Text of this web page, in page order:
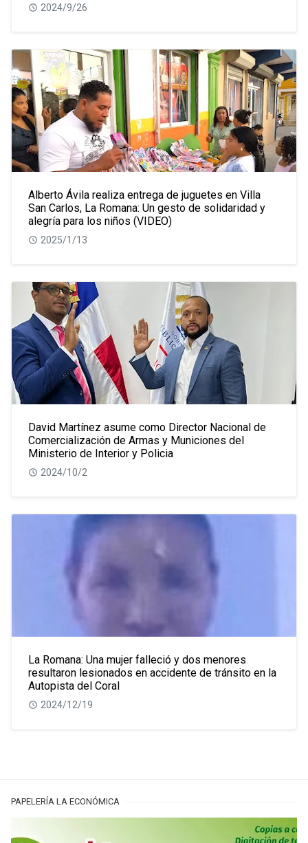
2024/9/26
Alberto Ávila realiza entrega de juguetes en Villa
San Carlos, La Romana: Un gesto de solidaridad y
alegría para los niños (VIDEO)
2025/1/13
David Martínez asume como Director Nacional de
Comercialización de Armas y Municiones del
Ministerio de Interior y Policia
2024/10/2
La Romana: Una mujer falleció y dos menores
resultaron lesionados en accidente de tránsito en la
Autopista del Coral
2024/12/19
PAPELERÍA LA ECONÓMICA